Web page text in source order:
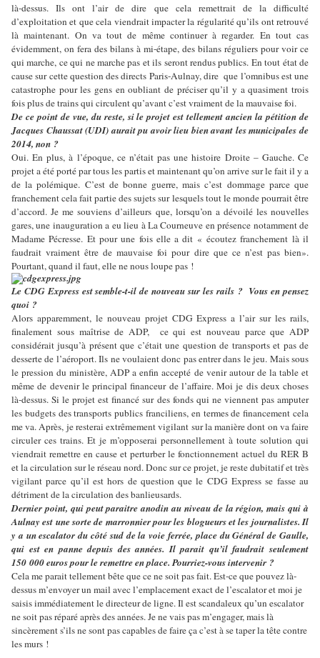
là-dessus. Ils ont l’air de dire que cela remettrait de la difficulté
d’exploitation et que cela viendrait impacter la régularité qu’ils ont retrouvé
là maintenant. On va tout de même continuer à regarder. En tout cas
évidemment, on fera des bilans à mi-étape, des bilans réguliers pour voir ce
qui marche, ce qui ne marche pas et ils seront rendus publics. En tout état de
cause sur cette question des directs Paris-Aulnay, dire que l’omnibus est une
catastrophe pour les gens en oubliant de préciser qu’il y a quasiment trois
fois plus de trains qui circulent qu’avant c’est vraiment de la mauvaise foi.
De ce point de vue, du reste, si le projet est tellement ancien la pétition de
Jacques Chaussat (UDI) aurait pu avoir lieu bien avant les municipales de
2014, non ?
Oui. En plus, à l’époque, ce n’était pas une histoire Droite – Gauche. Ce
projet a été porté par tous les partis et maintenant qu’on arrive sur le fait il y a
de la polémique. C’est de bonne guerre, mais c’est dommage parce que
franchement cela fait partie des sujets sur lesquels tout le monde pourrait être
d’accord. Je me souviens d’ailleurs que, lorsqu’on a dévoilé les nouvelles
gares, une inauguration a eu lieu à La Courneuve en présence notamment de
Madame Pécresse. Et pour une fois elle a dit « écoutez franchement là il
faudrait vraiment être de mauvaise foi pour dire que ce n’est pas bien».
Pourtant, quand il faut, elle ne nous loupe pas !
Le CDG Express est semble-t-il de nouveau sur les rails ? Vous en pensez
quoi ?
Alors apparemment, le nouveau projet CDG Express a l’air sur les rails,
finalement sous maîtrise de ADP, ce qui est nouveau parce que ADP
considérait jusqu’à présent que c’était une question de transports et pas de
desserte de l’aéroport. Ils ne voulaient donc pas entrer dans le jeu. Mais sous
le pression du ministère, ADP a enfin accepté de venir autour de la table et
même de devenir le principal financeur de l’affaire. Moi je dis deux choses
là-dessus. Si le projet est financé sur des fonds qui ne viennent pas amputer
les budgets des transports publics franciliens, en termes de financement cela
me va. Après, je resterai extrêmement vigilant sur la manière dont on va faire
circuler ces trains. Et je m’opposerai personnellement à toute solution qui
viendrait remettre en cause et perturber le fonctionnement actuel du RER B
et la circulation sur le réseau nord. Donc sur ce projet, je reste dubitatif et très
vigilant parce qu’il est hors de question que le CDG Express se fasse au
détriment de la circulation des banlieusards.
Dernier point, qui peut paraitre anodin au niveau de la région, mais qui à
Aulnay est une sorte de marronnier pour les blogueurs et les journalistes. Il
y a un escalator du côté sud de la voie ferrée, place du Général de Gaulle,
qui est en panne depuis des années. Il parait qu’il faudrait seulement
150 000 euros pour le remettre en place. Pourriez-vous intervenir ?
Cela me parait tellement bête que ce ne soit pas fait. Est-ce que pouvez là-
dessus m’envoyer un mail avec l’emplacement exact de l’escalator et moi je
saisis immédiatement le directeur de ligne. Il est scandaleux qu’un escalator
ne soit pas réparé après des années. Je ne vais pas m’engager, mais là
sincèrement s’ils ne sont pas capables de faire ça c’est à se taper la tête contre
les murs !